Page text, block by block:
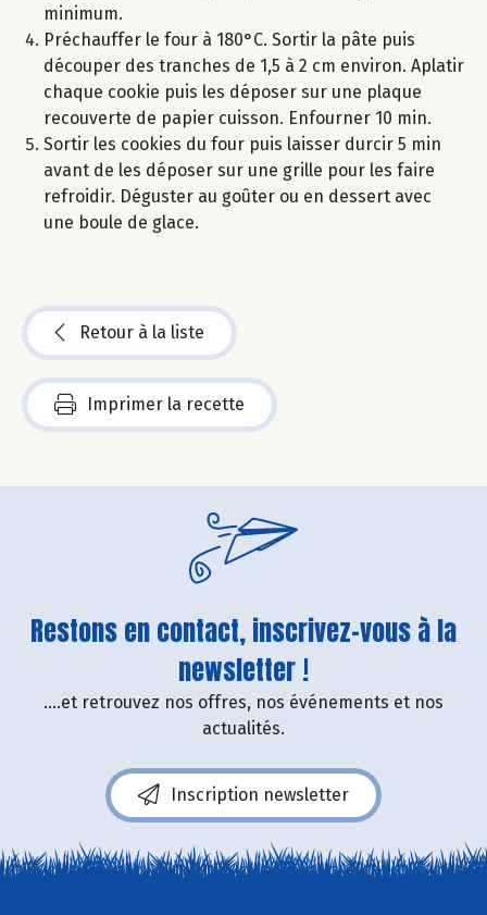
minimum.
Préchauffer le four à 180°C. Sortir la pâte puis
découper des tranches de 1,5 à 2 cm environ. Aplatir
chaque cookie puis les déposer sur une plaque
recouverte de papier cuisson. Enfourner 10 min.
Sortir les cookies du four puis laisser durcir 5 min
avant de les déposer sur une grille pour les faire
refroidir. Déguster au goûter ou en dessert avec
une boule de glace.
Retour à la liste
Imprimer la recette
Restons en contact, inscrivez-vous à la
newsletter !
....et retrouvez nos offres, nos événements et nos
actualités.
Inscription newsletter